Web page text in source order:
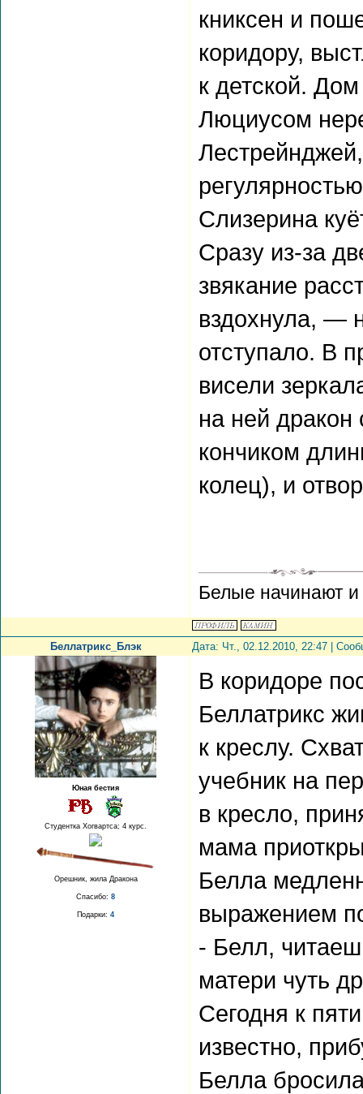
книксен и
коридору,
к детской.
Люциусом
Слизерина
Сразу из-за
звякание
вздохнула, —
отступало. В
висели
на ней
кончиком
колец), и
Белые начинают
Беллатрикс_Блэк Дата: Чт., 02.12.2010, 22:47 |
Юная бестия
Студентка Хогвартса; 4 курс.
Орешник, жила Дракона
Спасибо: 8
Подарки: 4
В коридоре
Беллатрикс
к креслу.
учебник на
в кресло,
мама
Белла
выражением
- Белл,
матери чуть
Сегодня к
известно,
Белла